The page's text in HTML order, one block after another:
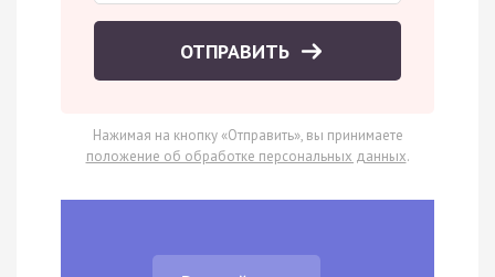
ОТПРАВИТЬ
Нажимая на кнопку «Отправить», вы принимаете
положение об обработке персональных данных.